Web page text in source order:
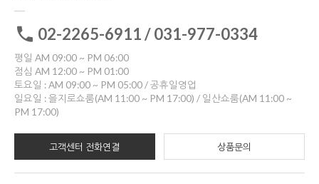
02-2265-6911 / 031-977-0334
평일 AM 09:00 ~ PM 06:00
점심 AM 12:00 ~ PM 01:00
토요일 : AM 09:00 ~ PM 05:00 / 공휴일영업
일요일 : 을지로쇼룸(AM 11:00 ~ PM 17:00) / 일산쇼룸(AM 11:00 ~
PM 17:00)
고객센터 전화연결 상품문의